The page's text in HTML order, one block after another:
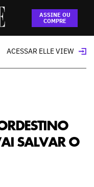
ASSINE OU
COMPRE
no microondas
ACESSAR ELLE VIEW
SALVAR O